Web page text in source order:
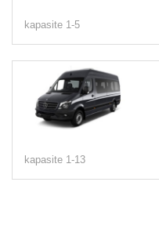
kapasite 1-5
kapasite 1-13